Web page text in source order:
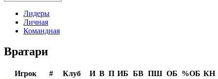
Лидеры
Личная
Командная
Вратари
Игрок # Клуб И В П ИБ БВ ПШ ОБ %ОБ КН